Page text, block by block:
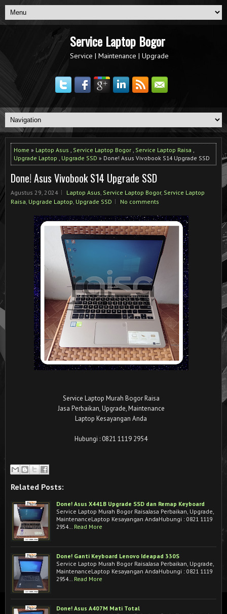
Service Laptop Bogor
Service | Maintenance | Upgrade
Home » Laptop Asus , Service Laptop Bogor , Service Laptop Raisa ,
Upgrade Laptop , Upgrade SSD » Done! Asus Vivobook S14 Upgrade SSD
Done! Asus Vivobook S14 Upgrade SSD
Agustus 29, 2024 Laptop Asus, Service Laptop Bogor, Service Laptop
Raisa, Upgrade Laptop, Upgrade SSD No comments
Service Laptop Murah Bogor Raisa
Jasa Perbaikan, Upgrade, Maintenance
Laptop Kesayangan Anda
Hubungi : 0821 1119 2954
Related Posts:
Done! Asus X441B Upgrade SSD dan Remap Keyboard
Service Laptop Murah Bogor RaisaJasa Perbaikan, Upgrade,
MaintenanceLaptop Kesayangan AndaHubungi : 0821 1119
2954…
Read More
Done! Ganti Keyboard Lenovo Ideapad 330S
Service Laptop Murah Bogor RaisaJasa Perbaikan, Upgrade,
MaintenanceLaptop Kesayangan AndaHubungi : 0821 1119
2954…
Read More
Done! Asus A407M Mati Total